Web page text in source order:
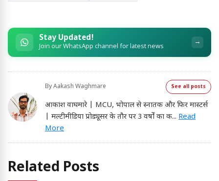
Stay Updated!
Join our WhatsApp channel for latest news →
ByAakash Waghmare See all posts
आकाश वाघमारे | MCU, भोपाल से स्नातक और फिर मास्टर्स
| मल्टीमीडिया प्रोड्यूसर के तौर पर 3 वर्षों का क... Read
More
Related Posts